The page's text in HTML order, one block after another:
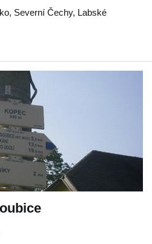
, Severní Čechy, Labské